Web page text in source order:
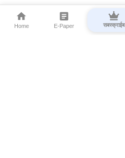
Home E-Paper सबस्क्राईब